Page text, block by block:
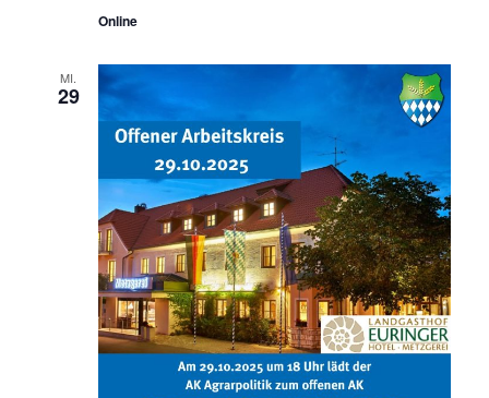
Online
MI.
29